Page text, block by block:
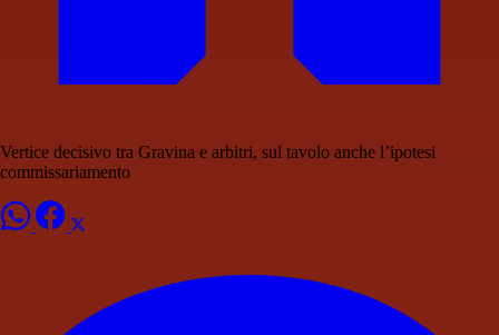
Vertice decisivo tra Gravina e arbitri, sul tavolo anche l’ipotesi
commissariamento